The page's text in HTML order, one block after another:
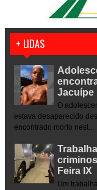
+ LIDAS
Jacuípe
O
estava desaparecido
encontrado morto nest...
Feira IX
Um